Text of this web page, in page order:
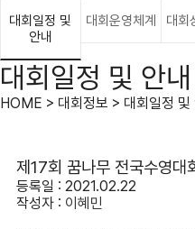
대회일정 및
안내
대회운영체계 대회
대회일정 및 안내
HOME > 대회정보 > 대회일정 및
제17회 꿈나무 전국수영대
등록일 : 2021.02.22
작성자 : 이혜민